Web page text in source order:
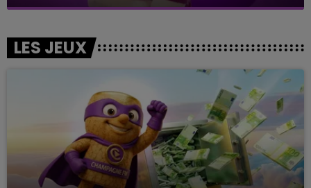
LES JEUX